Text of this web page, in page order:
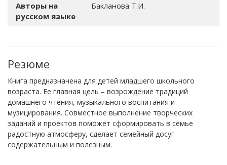
Авторы на
русском языке
Бакланова Т.И.
Резюме
Книга предназначена для детей младшего школьного
возраста. Ее главная цель – возрождение традиций
домашнего чтения, музыкального воспитания и
музицирования. Совместное выполнение творческих
заданий и проектов поможет сформировать в семье
радостную атмосферу, сделает семейный досуг
содержательным и полезным.